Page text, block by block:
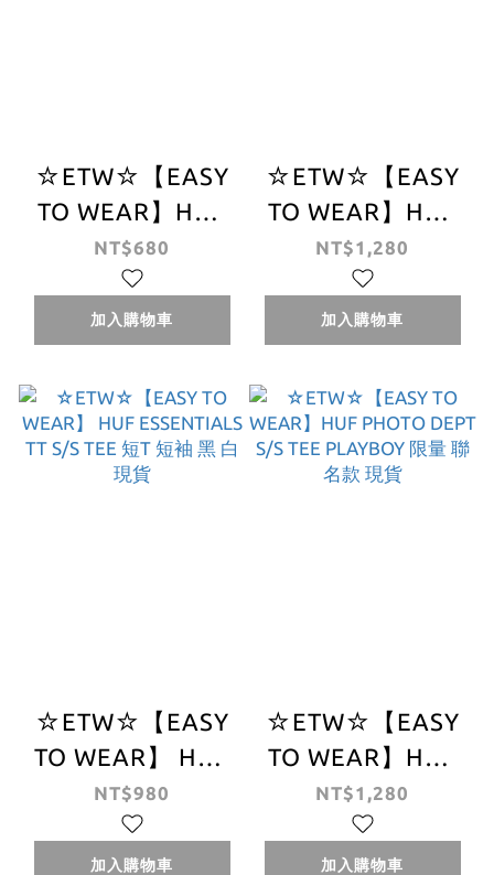
☆ETW☆【EASY
TO WEAR】HUF
ESSENTIALS BOX
LOGO S/S
NT$680
加入購物車
☆ETW☆【EASY
TO WEAR】HUF
TOKEY S/S TEE 大
麻葉 黑熊 短袖 T
恤 短T 現貨
NT$1,280
加入購物車
☆ETW☆【EASY
TO WEAR】 HUF
ESSENTIALS TT
S/S TEE 短T 短袖
黑 白 現貨
NT$980
加入購物車
☆ETW☆【EASY
TO WEAR】HUF
PHOTO DEPT S/S
TEE PLAYBOY 限
量 聯名款 現貨
NT$1,280
加入購物車